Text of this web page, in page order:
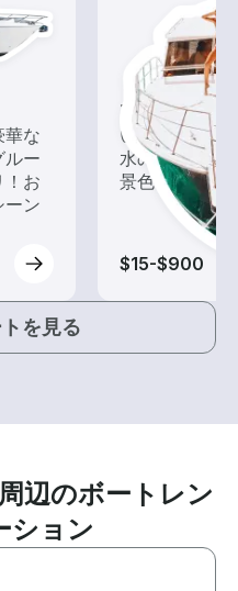
華な
ルー
！お
ーン
ツアー
いろんな再発
水の上から眺
景色を楽しも
$15-$900
を見る
辺のボートレン
ション